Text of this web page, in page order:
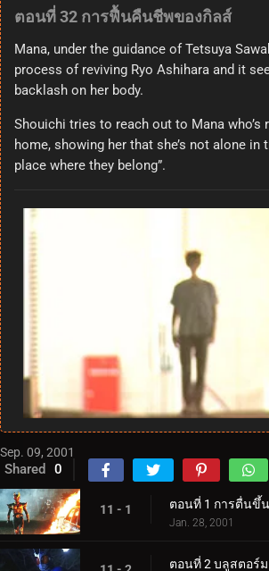
ตอนที่ 32 การฟื้นคืนชีพของกิลส์
Mana, under the guidance of Tetsuya
process of reviving Ryo Ashihara and it
backlash on her body.
Shouichi tries to reach out to Mana who’s
home, showing her that she’s not alone in
place where they belong”.
Sep. 09, 2001
Shared 0
11 - 1 ตอนที่ 1 การตื่นขึ้
Jan. 28, 2001
ตอนที่ 2 บลูสตอร์ม